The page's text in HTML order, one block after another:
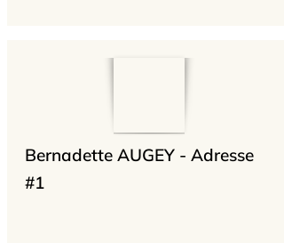
Bernadette AUGEY - Adresse
#1